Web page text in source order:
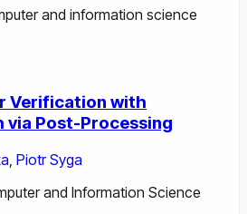
and information science
Verification with
via Post-Processing
Piotr Syga
and Information Science